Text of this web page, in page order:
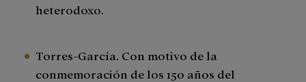
heterodoxo.
Torres-García. Con motivo de la
conmemoración de los 150 años del